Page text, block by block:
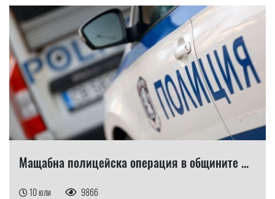
Мащабна полицейска операция в общините ...
10 юли 9866